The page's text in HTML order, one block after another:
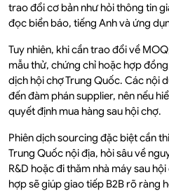
trao đổi cơ bản như hỏi thông tin
đọc biển báo, tiếng Anh và ứng
Tuy nhiên, khi cần trao đổi về
mẫu thử, chứng chỉ hoặc hợp
dịch hội chợ Trung Quốc. Các nội
đến đàm phán supplier, nên nếu
quyết định mua hàng sau hội chợ.
Phiên dịch sourcing đặc biệt cần
Trung Quốc nội địa, hỏi sâu về
R&D hoặc đi thăm nhà máy sau
hợp sẽ giúp giao tiếp B2B rõ ràng